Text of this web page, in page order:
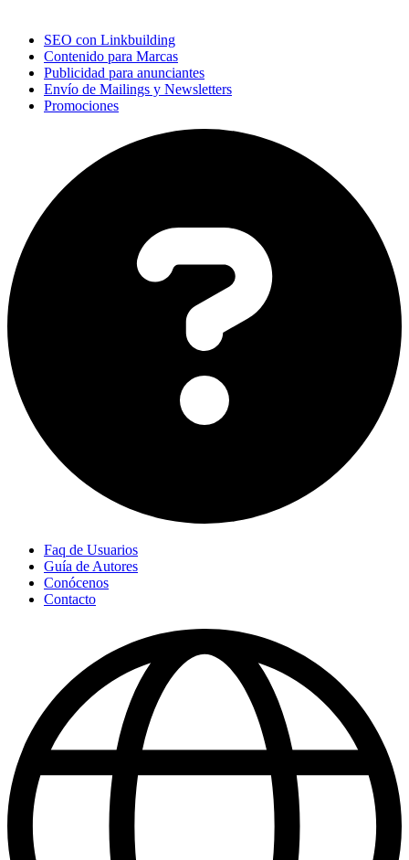
SEO con Linkbuilding
Contenido para Marcas
Publicidad para anunciantes
Envío de Mailings y Newsletters
Promociones
Faq de Usuarios
Guía de Autores
Conócenos
Contacto